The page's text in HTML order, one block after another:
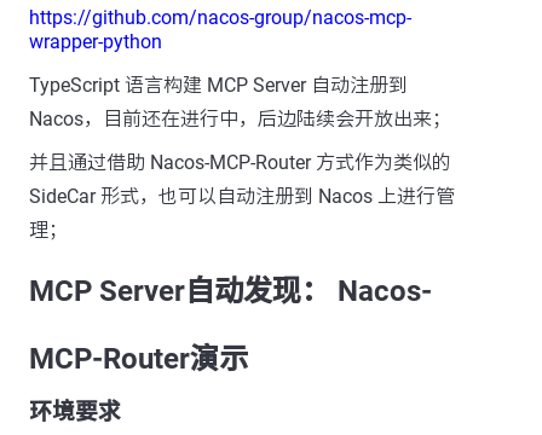
https://github.com/nacos-group/nacos-mcp-
wrapper-python
TypeScript 语言构建 MCP Server 自动注册到
Nacos，目前还在进行中，后边陆续会开放出来；
并且通过借助 Nacos-MCP-Router 方式作为类似的
SideCar 形式，也可以自动注册到 Nacos 上进行管
理；
MCP Server自动发现： Nacos-
MCP-Router演示
环境要求